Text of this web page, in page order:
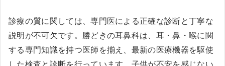
診療の質に関しては、専門医による正確な診断と丁寧な
説明が不可欠です。勝どきの耳鼻科は、耳・鼻・喉に関
する専門知識を持つ医師を揃え、最新の医療機器を駆使
した検査と診断を行っています。子供が不安を感じない